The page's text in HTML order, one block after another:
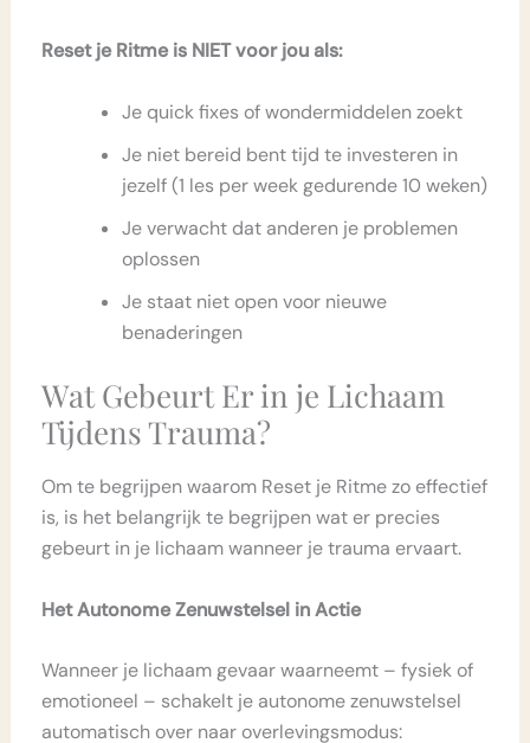
Reset je Ritme is NIET voor jou als:
Je quick fixes of wondermiddelen zoekt
Je niet bereid bent tijd te investeren in
jezelf (1 les per week gedurende 10 weken)
Je verwacht dat anderen je problemen
oplossen
Je staat niet open voor nieuwe
benaderingen
Wat Gebeurt Er in je Lichaam
Tijdens Trauma?
Om te begrijpen waarom Reset je Ritme zo effectief
is, is het belangrijk te begrijpen wat er precies
gebeurt in je lichaam wanneer je trauma ervaart.
Het Autonome Zenuwstelsel in Actie
Wanneer je lichaam gevaar waarneemt – fysiek of
emotioneel – schakelt je autonome zenuwstelsel
automatisch over naar overlevingsmodus: